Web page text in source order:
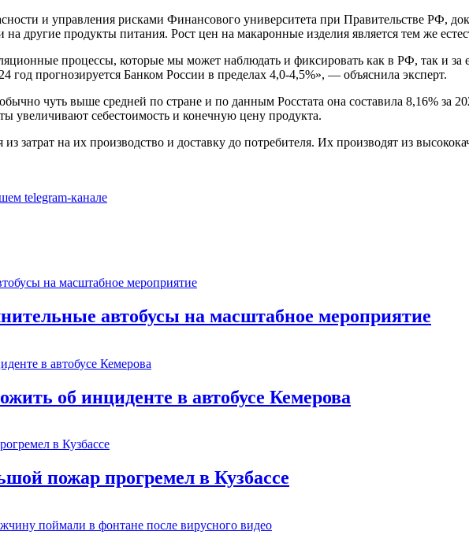
и управления рисками Финансового университета при Правительстве РФ,
другие продукты питания. Рост цен на макаронные изделия является тем же
процессы, которые мы может наблюдать и фиксировать как в РФ, так и за
год прогнозируется Банком России в пределах 4,0-4,5%», — объяснила эксперт.
чуть выше средней по стране и по данным Росстата она составила 8,16% за
увеличивают себестоимость и конечную цену продукта.
затрат на их производство и доставку до потребителя. Их производят из
telegram-канале
автобусы на масштабное мероприятие
об инциденте в автобусе Кемерова
пожар прогремел в Кузбассе